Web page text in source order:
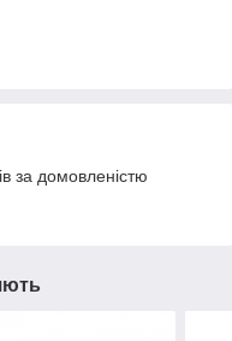
за домовленістю